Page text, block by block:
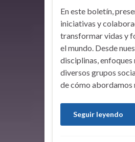
En este boletín,
iniciativas y
transformar vidas y
el mundo. Desde
disciplinas,
diversos grupos
de cómo
Seguir leyendo